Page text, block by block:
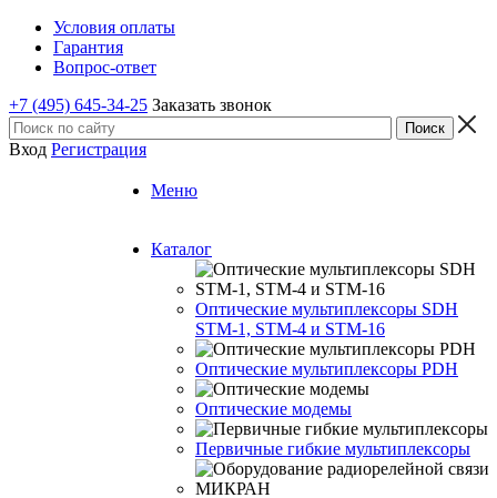
Условия оплаты
Гарантия
Вопрос-ответ
+7 (495) 645-34-25 Заказать звонок
Вход Регистрация
Меню
Каталог
Оптические мультиплексоры SDH
STM-1, STM-4 и STM-16
Оптические мультиплексоры PDH
Оптические модемы
Первичные гибкие мультиплексоры